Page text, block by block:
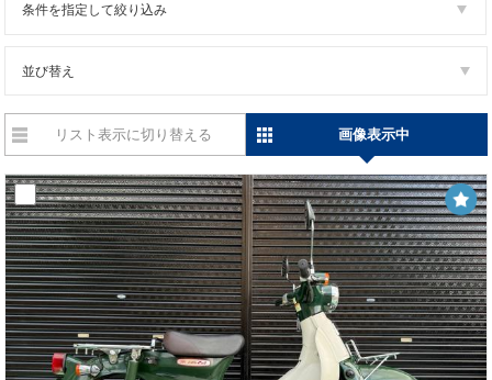
条件を指定して絞り込み
並び替え
リスト表示に切り替える 画像表示中